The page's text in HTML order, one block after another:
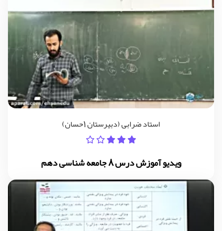
استاد ضرابی (دبیرستان 1حسان)
ویدیو آموزش درس 8 جامعه شناسی دهم